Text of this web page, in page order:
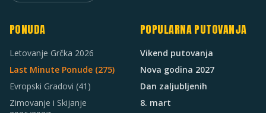
PONUDA
Letovanje Grčka 2026
Last Minute Ponude (275)
Evropski Gradovi (41)
Zimovanje i Skijanje
POPULARNA PUTOVANJA
Vikend putovanja
Nova godina 2027
Dan zaljubljenih
8. mart